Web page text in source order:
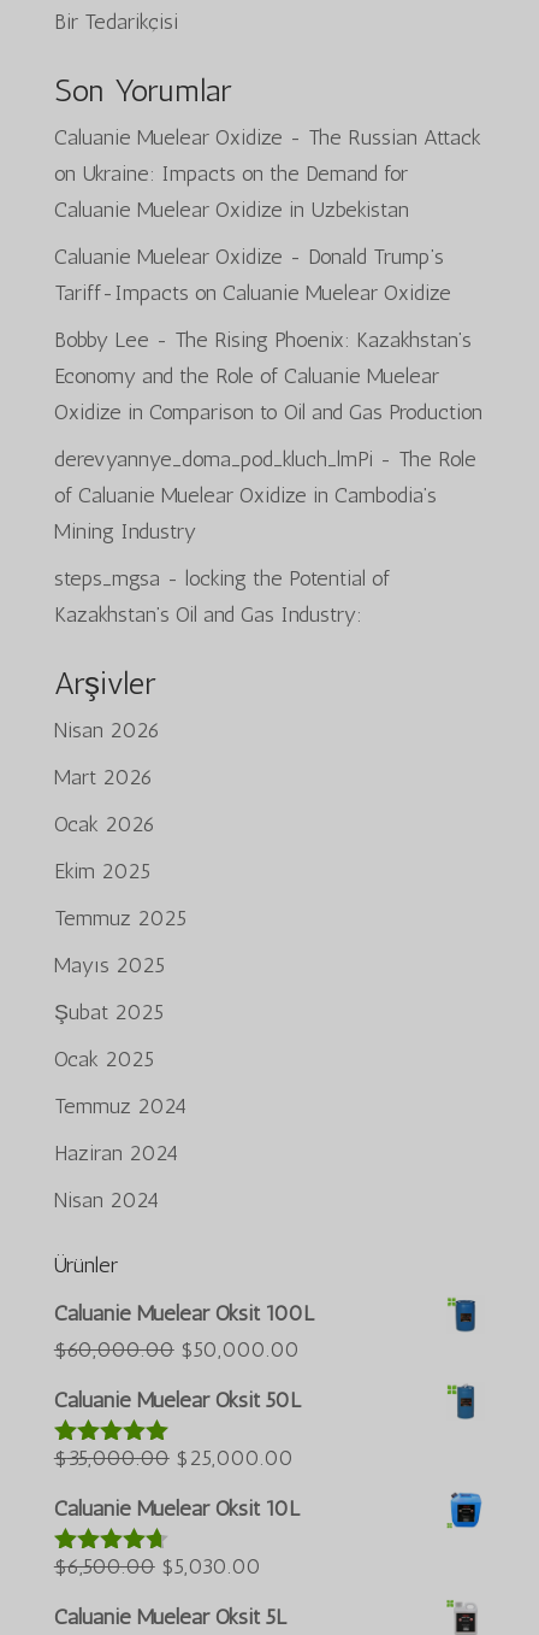
Bir Tedarikçisi
Son Yorumlar
Caluanie Muelear Oxidize - The Russian Attack
on Ukraine: Impacts on the Demand for
Caluanie Muelear Oxidize in Uzbekistan
Caluanie Muelear Oxidize - Donald Trump’s
Tariff-Impacts on Caluanie Muelear Oxidize
Bobby Lee - The Rising Phoenix: Kazakhstan’s
Economy and the Role of Caluanie Muelear
Oxidize in Comparison to Oil and Gas Production
derevyannye_doma_pod_kluch_lmPi - The Role
of Caluanie Muelear Oxidize in Cambodia’s
Mining Industry
steps_mgsa - locking the Potential of
Kazakhstan’s Oil and Gas Industry:
Arşivler
Nisan 2026
Mart 2026
Ocak 2026
Ekim 2025
Temmuz 2025
Mayıs 2025
Şubat 2025
Ocak 2025
Temmuz 2024
Haziran 2024
Nisan 2024
Ürünler
Caluanie Muelear Oksit 100L
$60,000.00 Orijinal
fiyat:
$50,000.00
Caluanie Muelear Oksit 50L
5 üzerinden
$35,000.00 Orijinal
fiyat:
$25,000.00
Caluanie Muelear Oksit 10L
5 üzerinden
aldı
$6,500.00 Orijinal
fiyat:
$5,030.00
Caluanie Muelear Oksit 5L
Português do Brasil